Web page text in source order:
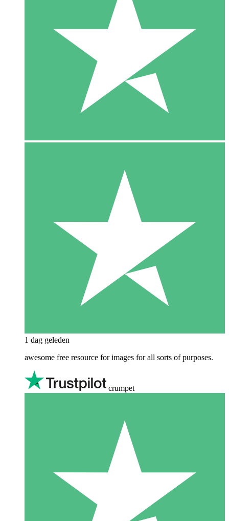
1 dag geleden
awesome free resource for images for all sorts of purposes.
crumpet